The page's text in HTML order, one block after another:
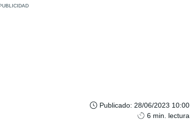
Publicado: 28/06/2023 10:00
6 min. lectura